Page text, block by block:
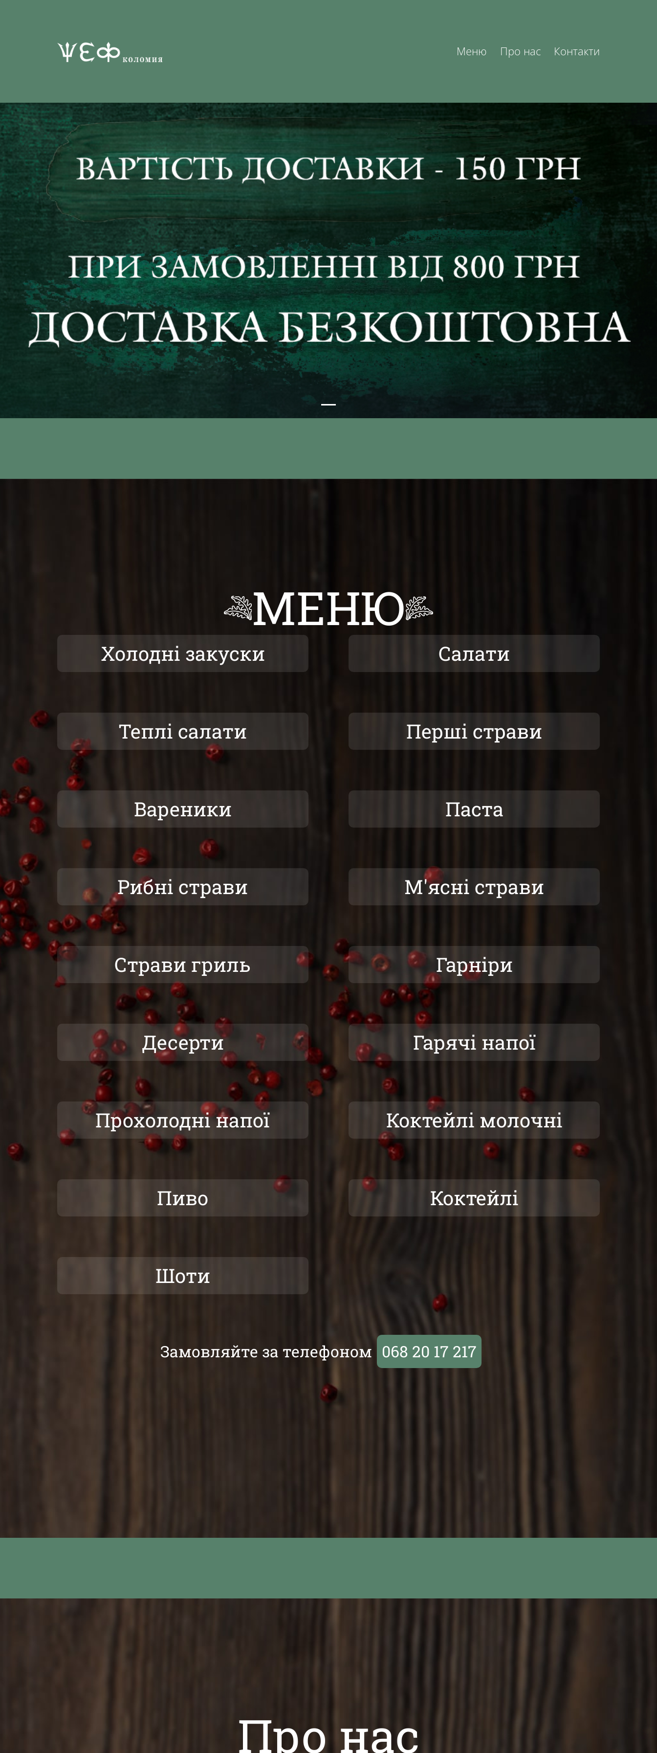
Меню Про нас Контакти
МЕНЮ
Холодні закуски Салати
Теплі салати Перші страви
Вареники Паста
Рибні страви М'ясні страви
Страви гриль Гарніри
Десерти Гарячі напої
Прохолодні напої Коктейлі молочні
Пиво Коктейлі
Шоти
Замовляйте за телефоном 068 20 17 217
Про нас